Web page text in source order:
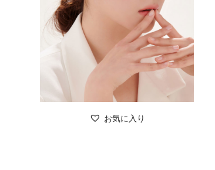
513,710 ₩
お気に入り